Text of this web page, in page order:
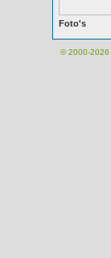
Foto's
© 2000-2026